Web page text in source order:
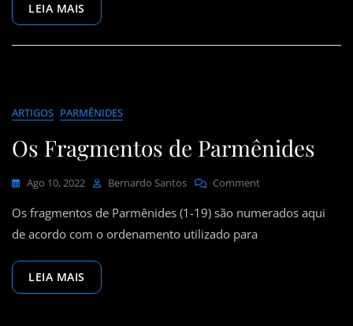
LEIA MAIS
ARTIGOS PARMÊNIDES
Os Fragmentos de Parmênides
Ago 10, 2022 Bernardo Santos CommentOn
Fragmentos
Os fragmentos de Parmênides (1-19) são numerados aqui
de acordo com o ordenamento utilizado para
LEIA MAIS